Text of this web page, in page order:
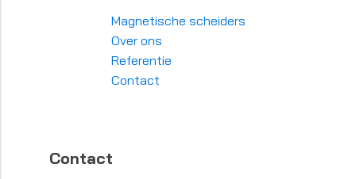
Magnetische scheiders
Over ons
Referentie
Contact
Contact